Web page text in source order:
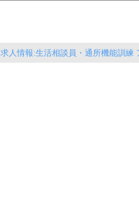
求人情報:生活相談員・通所機能訓練